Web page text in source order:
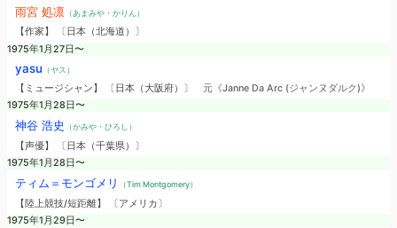
雨宮 処凛（あまみや・かりん）
【作家】 〔日本（北海道）〕
1975年1月27日〜
yasu （ヤス）
【ミュージシャン】 〔日本（大阪府）〕 元《Janne Da Arc (ジャンヌダルク)》
1975年1月28日〜
神谷 浩史 （かみや・ひろし）
【声優】 〔日本（千葉県）〕
1975年1月28日〜
ティム＝モンゴメリ （Tim Montgomery）
【陸上競技/短距離】 〔アメリカ〕
1975年1月29日〜